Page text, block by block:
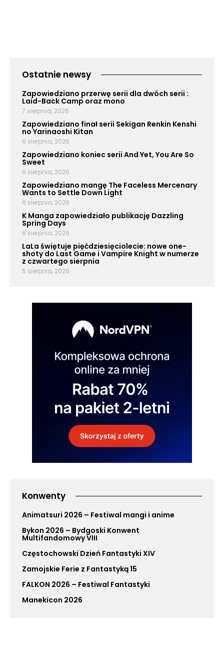
Ostatnie newsy
Zapowiedziano przerwę serii dla dwóch serii :
Laid-Back Camp oraz mono
7 sierpnia, 2026
Zapowiedziano finał serii Sekigan Renkin Kenshi
no Yarinaoshi Kitan
6 sierpnia, 2026
Zapowiedziano koniec serii And Yet, You Are So
Sweet
6 sierpnia, 2026
Zapowiedziano mangę The Faceless Mercenary
Wants to Settle Down Light
6 sierpnia, 2026
K Manga zapowiedziało publikację Dazzling
Spring Days
6 sierpnia, 2026
LaLa świętuje pięćdziesięciolecie: nowe one-
shoty do Last Game i Vampire Knight w numerze
z czwartego sierpnia
5 sierpnia, 2026
Konwenty
Animatsuri 2026 – Festiwal mangi i anime
Bykon 2026 – Bydgoski Konwent
Multifandomowy VIII
Częstochowski Dzień Fantastyki XIV
Zamojskie Ferie z Fantastyką 15
FALKON 2026 – Festiwal Fantastyki
Manekicon 2026